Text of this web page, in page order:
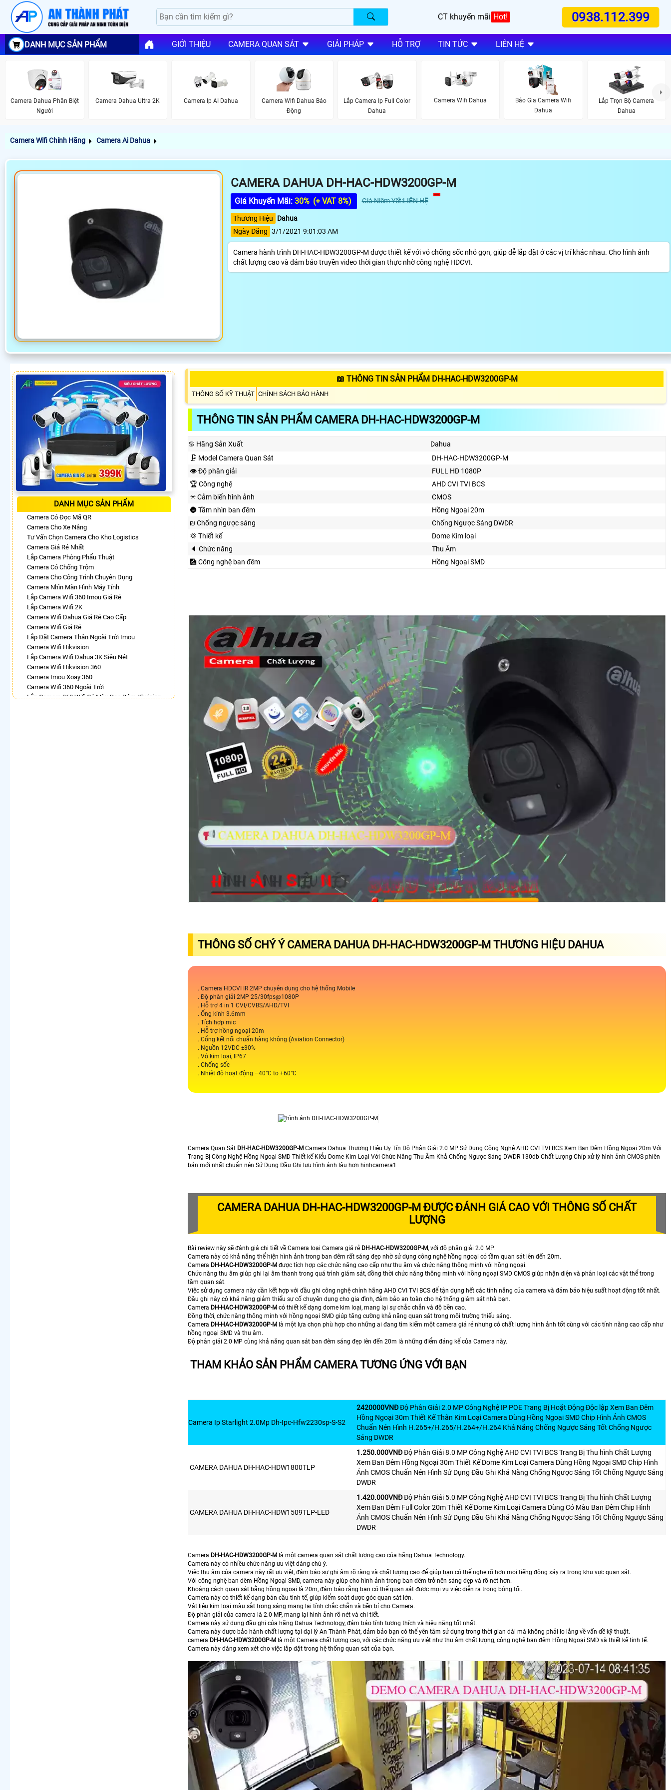
CT khuyến mãi Hot! 0938.112.399
DANH MỤC SẢN PHẨM GIỚI THIỆU CAMERA QUAN SÁT GIẢI PHÁP HỖ TRỢ TIN TỨC LIÊN HỆ
Camera Dahua Phân Biệt
Người
Camera Dahua Ultra 2K Camera Ip AI Dahua
Camera Wifi Dahua Báo
Động
Lắp Camera Ip Full Color
Dahua
Camera Wifi Dahua
Báo Gia Camera Wifi
Dahua
Lắp Trọn Bộ Camera
Dahua
Camera Wifi Chính Hãng Camera Ai Dahua
CAMERA DAHUA DH-HAC-HDW3200GP-M
Giá Khuyến Mãi: 30% (+ VAT 8%) Giá Niêm Yết:LIÊN HỆ
Thương Hiệu
Dahua
Ngày Đăng 3/1/2021 9:01:03 AM
Camera hành trình DH-HAC-HDW3200GP-M được thiết kế với vỏ chống sốc nhỏ gọn, giúp dễ lắp đặt ở các vị trí khác nhau. Cho hình ảnh
chất lượng cao và đảm bảo truyền video thời gian thực nhờ công nghệ HDCVI.
DANH MỤC SẢN PHẨM
Camera Có Đọc Mã QR
Camera Cho Xe Nâng
Tư Vấn Chọn Camera Cho Kho Logistics
Camera Giá Rẻ Nhất
Lắp Camera Phòng Phẩu Thuật
Camera Có Chống Trộm
Camera Cho Công Trình Chuyên Dụng
Camera Nhìn Màn Hình Máy Tính
Lắp Camera Wifi 360 Imou Giá Rẻ
Lắp Camera Wifi 2K
Camera Wifi Dahua Giá Rẻ Cao Cấp
Camera Wifi Giá Rẻ
Lắp Đặt Camera Thân Ngoài Trời Imou
Camera Wifi Hikvision
Lắp Camera Wifi Dahua 3K Siêu Nét
Camera Wifi Hikvision 360
Camera Imou Xoay 360
Camera Wifi 360 Ngoài Trời
Lắp Camera 360 Wifi Có Màu Ban Đêm Kbvision
📖 THÔNG TIN SẢN PHẨM DH-HAC-HDW3200GP-M
THÔNG SỐ KỸ THUẬT CHÍNH SÁCH BẢO HÀNH
THÔNG TIN SẢN PHẨM CAMERA DH-HAC-HDW3200GP-M
♋ Hãng Sản Xuất
Dahua
🗜️ Model Camera Quan Sát
DH-HAC-HDW3200GP-M
👁 Độ phân giải
FULL HD 1080P
🏆 Công nghệ
AHD CVI TVI BCS
✴️ Cảm biến hình ảnh
CMOS
🌚 Tầm nhìn ban đêm
Hồng Ngoại 20m
₪ Chống ngược sáng
Chống Ngược Sáng DWDR
💢 Thiết kế
Dome Kim loại
🔈 Chức năng
Thu Âm
🎑 Công nghệ ban đêm
Hồng Ngoại SMD
THÔNG SỐ CHÝ Ý CAMERA DAHUA DH-HAC-HDW3200GP-M THƯƠNG HIỆU DAHUA
. Camera HDCVI IR 2MP chuyên dụng cho hệ thống Mobile
. Độ phân giải 2MP 25/30fps@1080P
. Hỗ trợ 4 in 1 CVI/CVBS/AHD/TVI
. Ống kính 3.6mm
. Tích hợp mic
. Hỗ trợ hồng ngoại 20m
. Cổng kết nối chuẩn hàng không (Aviation Connector)
. Nguồn 12VDC ±30%
. Vỏ kim loại, IP67
. Chống sốc
. Nhiệt độ hoạt động –40°C to +60°C
Camera Quan Sát DH-HAC-HDW3200GP-M Camera Dahua Thương Hiệu Uy Tín Độ Phân Giải 2.0 MP Sử Dụng Công Nghệ AHD CVI TVI BCS Xem Ban Đêm Hồng Ngoại 20m Với
Trang Bị Công Nghệ Hồng Ngoại SMD Thiết kế Kiểu Dome Kim Loại Với Chức Năng Thu Âm Khả Chống Ngược Sáng DWDR 130db Chất Lượng Chíp xử lý hình ảnh CMOS phiên
bản mới nhất chuẩn nén Sử Dụng Đầu Ghi lưu hình ảnh lâu hơn hinhcamera1
CAMERA DAHUA DH-HAC-HDW3200GP-M ĐƯỢC ĐÁNH GIÁ CAO VỚI THÔNG SỐ CHẤT
LƯỢNG
Bài review này sẽ đánh giá chi tiết về Camera loại Camera giá rẻ DH-HAC-HDW3200GP-M, với độ phân giải 2.0 MP.
Camera này có khả năng thể hiện hình ảnh trong ban đêm rất sáng đẹp nhờ sử dụng công nghệ hồng ngoại có tầm quan sát lên đến 20m.
Camera DH-HAC-HDW3200GP-M được tích hợp các chức năng cao cấp như thu âm và chức năng thông minh với hồng ngoại.
Chức năng thu âm giúp ghi lại âm thanh trong quá trình giám sát, đồng thời chức năng thông minh với hồng ngoại SMD CMOS giúp nhận diện và phân loại các vật thể trong
tầm quan sát.
Việc sử dụng camera này cần kết hợp với đầu ghi công nghệ chính hãng AHD CVI TVI BCS để tận dụng hết các tính năng của camera và đảm bảo hiệu suất hoạt động tốt nhất.
Đầu ghi này có khả năng giảm thiểu sự cố chuyên dụng cho gia đình, đảm bảo an toàn cho hệ thống giám sát nhà bạn.
Camera DH-HAC-HDW3200GP-M có thiết kế dạng dome kim loại, mang lại sự chắc chắn và độ bền cao.
Đồng thời, chức năng thông minh với hồng ngoại SMD giúp tăng cường khả năng quan sát trong môi trường thiếu sáng.
Camera DH-HAC-HDW3200GP-M là một lựa chọn phù hợp cho những ai đang tìm kiếm một camera giá rẻ nhưng có chất lượng hình ảnh tốt cùng với các tính năng cao cấp như
hồng ngoại SMD và thu âm.
Độ phân giải 2.0 MP cùng khả năng quan sát ban đêm sáng đẹp lên đến 20m là những điểm đáng kể của Camera này.
THAM KHẢO SẢN PHẨM CAMERA TƯƠNG ỨNG VỚI BẠN
Camera Ip Starlight 2.0Mp Dh-Ipc-Hfw2230sp-S-S2
2420000VNÐĐộ Phân Giải 2.0 MP Công Nghệ IP POE Trang Bị Hoặt Động Độc lập Xem Ban Đêm
Hồng Ngoại 30m Thiết Kế Thân Kim Loại Camera Dùng Hồng Ngoại SMD Chip Hình Ảnh CMOS
Chuẩn Nén Hình H.265+/H.265/H.264+/H.264 Khả Năng Chống Ngược Sáng Tốt Chống Ngược
Sáng DWDR
CAMERA DAHUA DH-HAC-HDW1800TLP
1.250.000VNÐĐộ Phân Giải 8.0 MP Công Nghệ AHD CVI TVI BCS Trang Bị Thu hình Chất Lượng
Xem Ban Đêm Hồng Ngoại 30m Thiết Kế Dome Kim Loại Camera Dùng Hồng Ngoại SMD Chip Hình
Ảnh CMOS Chuẩn Nén Hình Sử Dụng Đầu Ghi Khả Năng Chống Ngược Sáng Tốt Chống Ngược Sáng
DWDR
CAMERA DAHUA DH-HAC-HDW1509TLP-LED
1.420.000VNÐĐộ Phân Giải 5.0 MP Công Nghệ AHD CVI TVI BCS Trang Bị Thu hình Chất Lượng
Xem Ban Đêm Full Color 20m Thiết Kế Dome Kim Loại Camera Dùng Có Màu Ban Đêm Chip Hình
Ảnh CMOS Chuẩn Nén Hình Sử Dụng Đầu Ghi Khả Năng Chống Ngược Sáng Tốt Chống Ngược Sáng
DWDR
Camera DH-HAC-HDW3200GP-M là một camera quan sát chất lượng cao của hãng Dahua Technology.
Camera này có nhiều chức năng ưu việt đáng chú ý.
Việc thu âm của camera này rất ưu việt, đảm bảo sự ghi âm rõ ràng và chất lượng cao để giúp bạn có thể nghe rõ hơn mọi tiếng động xảy ra trong khu vực quan sát.
Với công nghệ ban đêm Hồng Ngoại SMD, camera này giúp cho hình ảnh trong ban đêm trở nên sáng đẹp và rõ nét hơn.
Khoảng cách quan sát bằng hồng ngoại là 20m, đảm bảo rằng bạn có thể quan sát được mọi vụ việc diễn ra trong bóng tối.
Camera này có thiết kế dạng bán cầu tinh tế, giúp kiểm soát được góc quan sát lớn.
Vật liệu kim loại màu sắt trong sáng mang lại tính chắc chắn và bền bỉ cho Camera.
Độ phân giải của camera là 2.0 MP, mang lại hình ảnh rõ nét và chi tiết.
Camera này sử dụng đầu ghi của hãng Dahua Technology, đảm bảo tính tương thích và hiệu năng tốt nhất.
Camera này được bảo hành chất lượng tại đại lý An Thành Phát, đảm bảo bạn có thể yên tâm sử dụng trong thời gian dài mà không phải lo lắng về vấn đề kỹ thuật.
camera DH-HAC-HDW3200GP-M là một Camera chất lượng cao, với các chức năng ưu việt như thu âm chất lượng, công nghệ ban đêm Hồng Ngoại SMD và thiết kế tinh tế.
Camera này đáng xem xét cho việc lắp đặt trong hệ thống quan sát của bạn.